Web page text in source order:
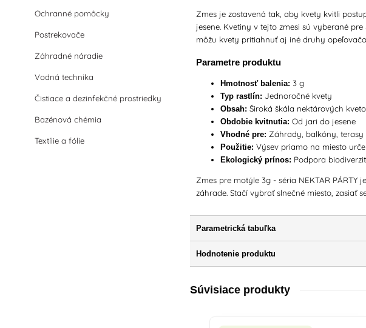
Ochranné pomôcky
Postrekovače
Záhradné náradie
Vodná technika
Čistiace a dezinfekčné prostriedky
Bazénová chémia
Textílie a fólie
Zmes je zostavená tak, aby kvety kvitli
jesene. Kvetiny v tejto zmesi sú vyberané
môžu kvety pritiahnuť aj iné druhy
Parametre produktu
Hmotnosť balenia: 3 g
Typ rastlín: Jednoročné kvety
Obsah: Široká škála nektárových
Obdobie kvitnutia: Od jari do jesene
Vhodné pre: Záhrady, balkóny, terasy
Použitie: Výsev priamo na miesto
Ekologický prínos: Podpora
Zmes pre motýle 3g - séria NEKTAR
záhrade. Stačí vybrať slnečné miesto, zasiať
Parametrická tabuľka
Hodnotenie produktu
Súvisiace produkty